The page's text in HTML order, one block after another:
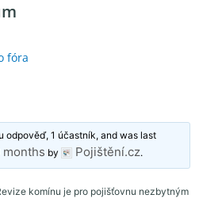
fóra
odpověď, 1 účastník, and was last
months by Pojištění.cz.
komínu je pro pojišťovnu nezbytným